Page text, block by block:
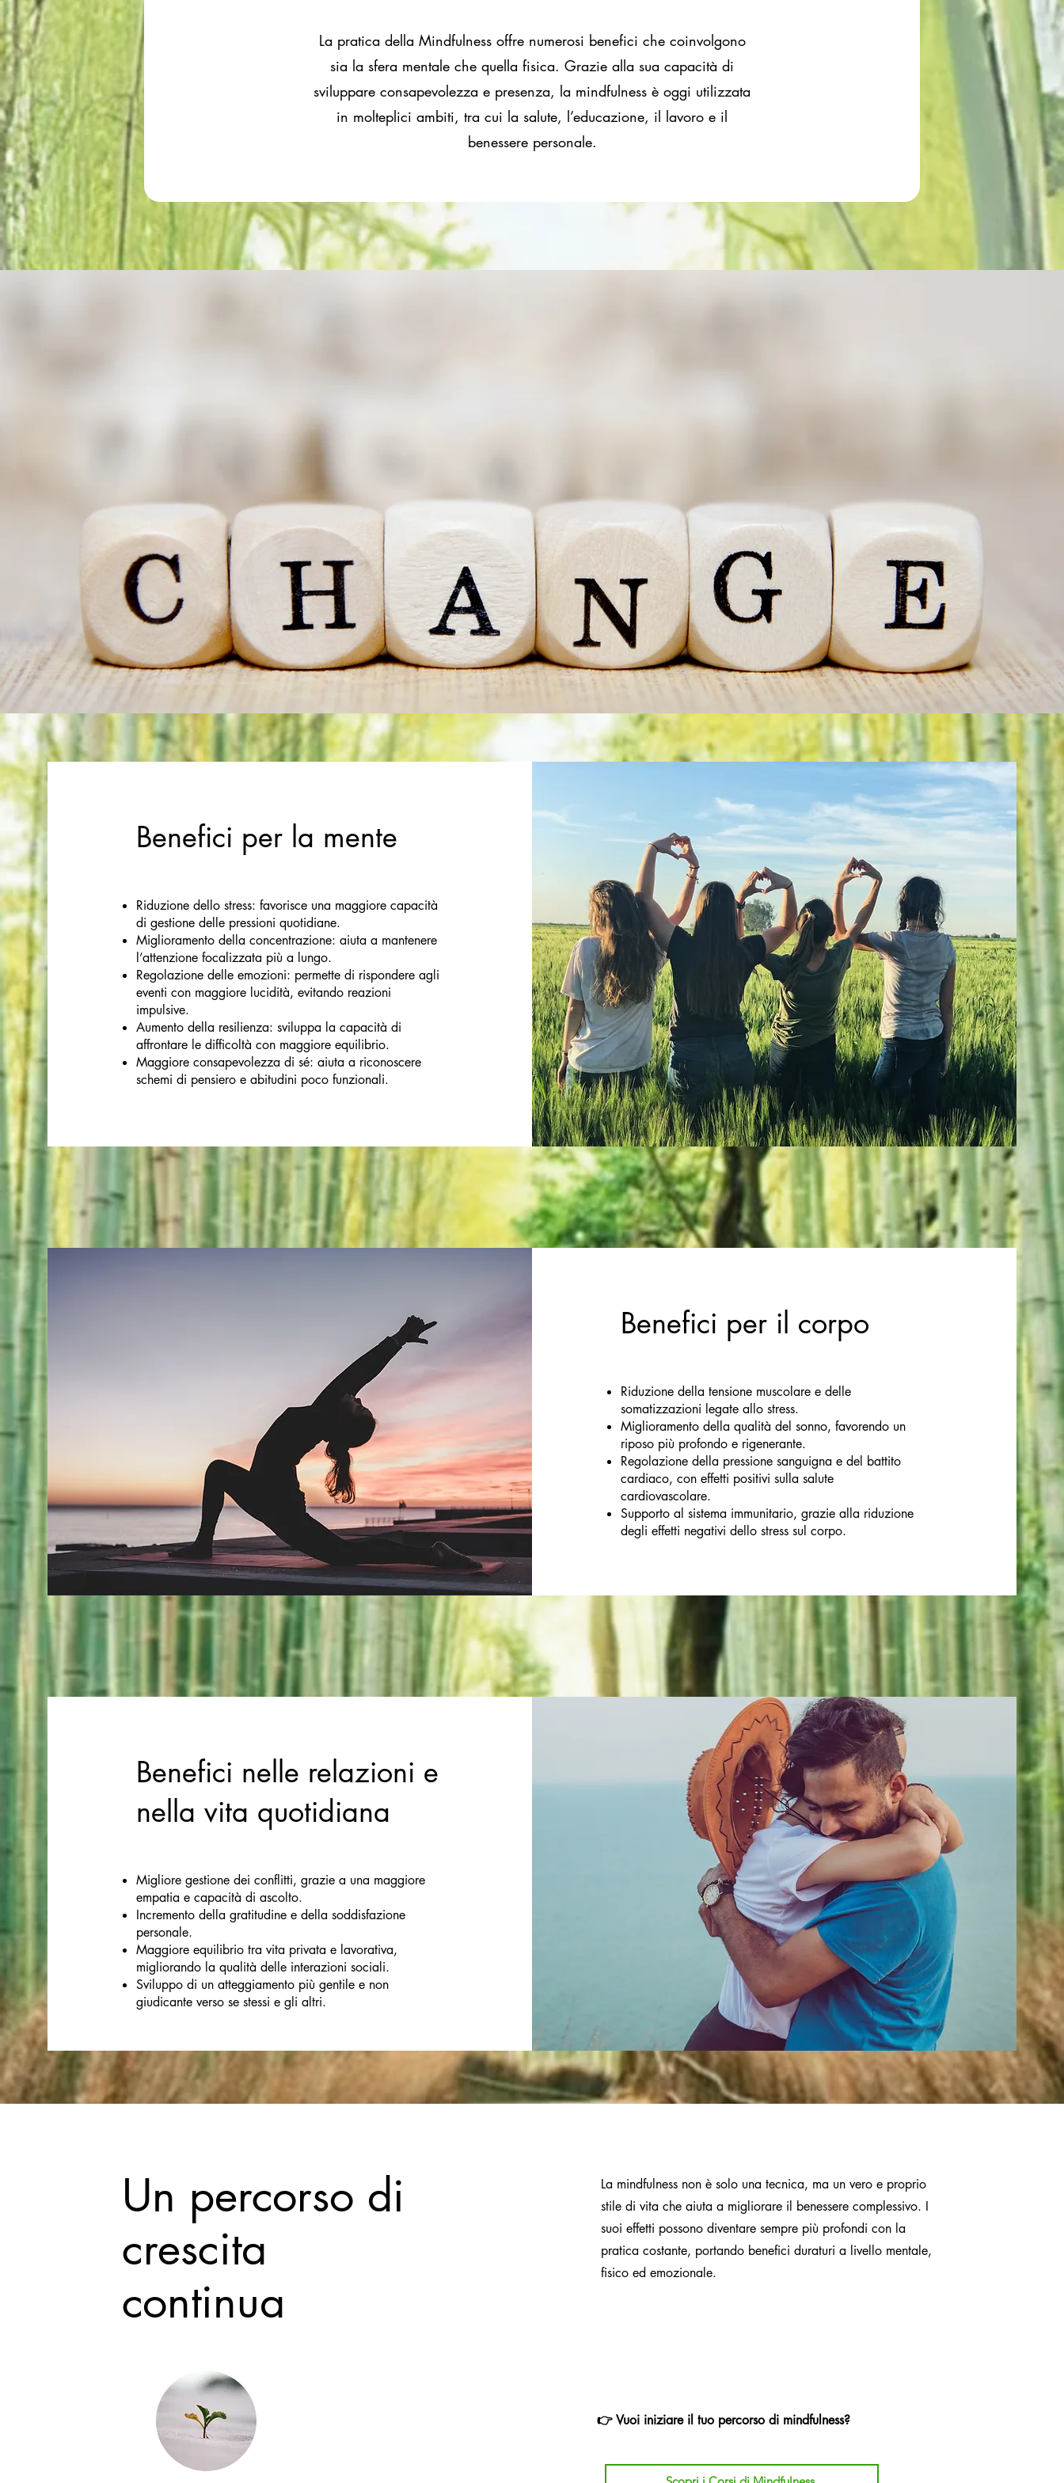
La pratica della Mindfulness offre numerosi benefici che coinvolgono
sia la sfera mentale che quella fisica. Grazie alla sua capacità di
sviluppare consapevolezza e presenza, la mindfulness è oggi utilizzata
in molteplici ambiti, tra cui la salute, l’educazione, il lavoro e il
benessere personale.
Benefici per la mente
Riduzione dello stress: favorisce una maggiore capacità
di gestione delle pressioni quotidiane.
Miglioramento della concentrazione: aiuta a mantenere
l’attenzione focalizzata più a lungo.
Regolazione delle emozioni: permette di rispondere agli
eventi con maggiore lucidità, evitando reazioni
impulsive.
Aumento della resilienza: sviluppa la capacità di
affrontare le difficoltà con maggiore equilibrio.
Maggiore consapevolezza di sé: aiuta a riconoscere
schemi di pensiero e abitudini poco funzionali.
Benefici per il corpo
Riduzione della tensione muscolare e delle
somatizzazioni legate allo stress.
Miglioramento della qualità del sonno, favorendo un
riposo più profondo e rigenerante.
Regolazione della pressione sanguigna e del battito
cardiaco, con effetti positivi sulla salute
cardiovascolare.
Supporto al sistema immunitario, grazie alla riduzione
degli effetti negativi dello stress sul corpo.
Benefici nelle relazioni e
nella vita quotidiana
Migliore gestione dei conflitti, grazie a una maggiore
empatia e capacità di ascolto.
Incremento della gratitudine e della soddisfazione
personale.
Maggiore equilibrio tra vita privata e lavorativa,
migliorando la qualità delle interazioni sociali.
Sviluppo di un atteggiamento più gentile e non
giudicante verso se stessi e gli altri.
Un percorso di
crescita
continua
La mindfulness non è solo una tecnica, ma un vero e proprio
stile di vita che aiuta a migliorare il benessere complessivo. I
suoi effetti possono diventare sempre più profondi con la
pratica costante, portando benefici duraturi a livello mentale,
fisico ed emozionale.
👉 Vuoi iniziare il tuo percorso di mindfulness?